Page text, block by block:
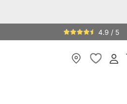
4.9 / 5